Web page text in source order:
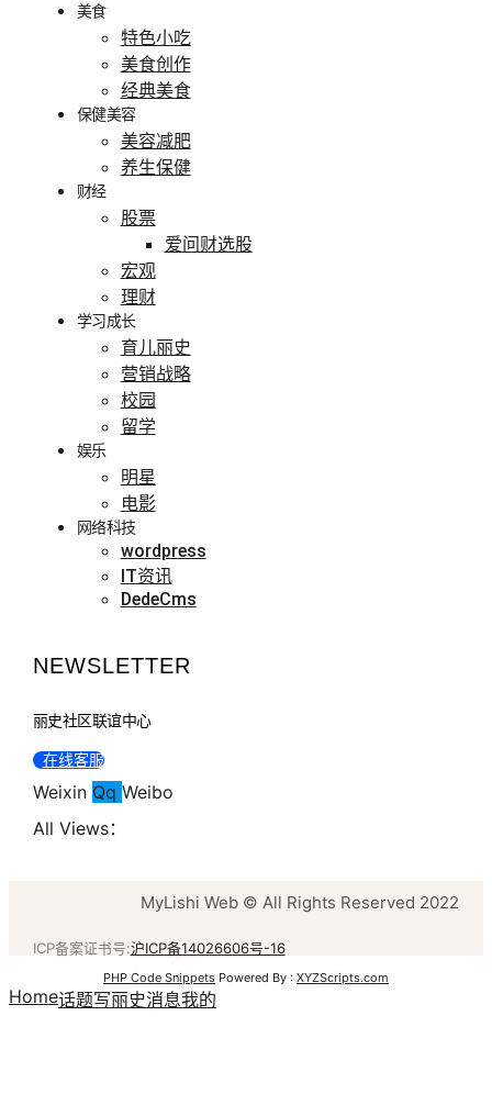
美食
特色小吃
美食创作
经典美食
保健美容
美容减肥
养生保健
财经
股票
爱问财选股
宏观
理财
学习成长
育儿丽史
营销战略
校园
留学
娱乐
明星
电影
网络科技
wordpress
IT资讯
DedeCms
NEWSLETTER
丽史社区联谊中心
在线客服
Weixin Qq Weibo
All Views：
MyLishi Web © All Rights Reserved 2022
ICP备案证书号:沪ICP备14026606号-16
PHP Code Snippets Powered By : XYZScripts.com
Home话题写丽史消息我的